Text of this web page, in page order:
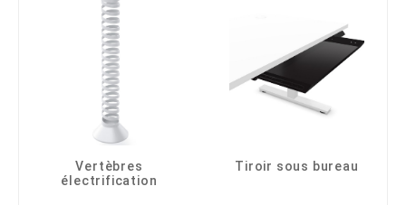
Vertèbres
électrification
Tiroir sous bureau